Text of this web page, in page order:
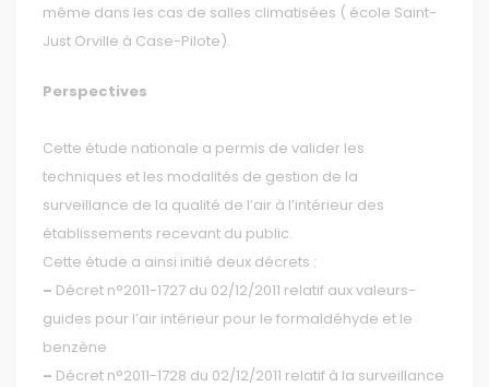
même dans les cas de salles climatisées ( école Saint-
Just Orville à Case-Pilote).
Perspectives
Cette étude nationale a permis de valider les
techniques et les modalités de gestion de la
surveillance de la qualité de l’air à l’intérieur des
établissements recevant du public.
Cette étude a ainsi initié deux décrets :
– Décret n°2011-1727 du 02/12/2011 relatif aux valeurs-
guides pour l’air intérieur pour le formaldéhyde et le
benzène
– Décret n°2011-1728 du 02/12/2011 relatif à la surveillance